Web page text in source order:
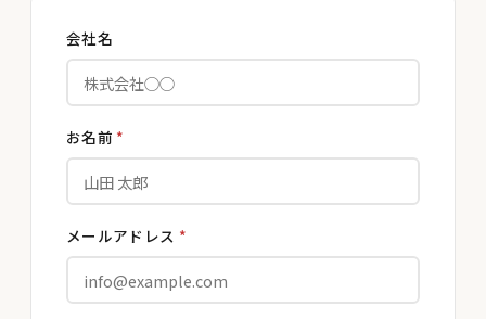
会社名
お名前 *
メールアドレス *